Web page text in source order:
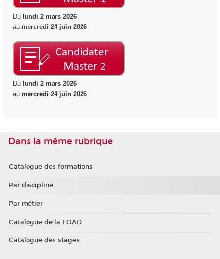
Dulundi 2 mars 2026
au mercredi 24 juin 2026
Dulundi 2 mars 2026
au mercredi 24 juin 2026
Dans la même rubrique
Catalogue des formations
Par discipline
Par métier
Catalogue de la FOAD
Catalogue des stages